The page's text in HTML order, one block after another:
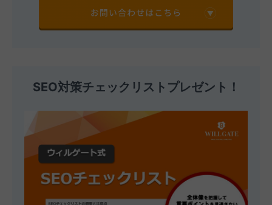
SEO対策チェックリストプレゼント！